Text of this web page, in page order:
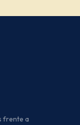
frente a